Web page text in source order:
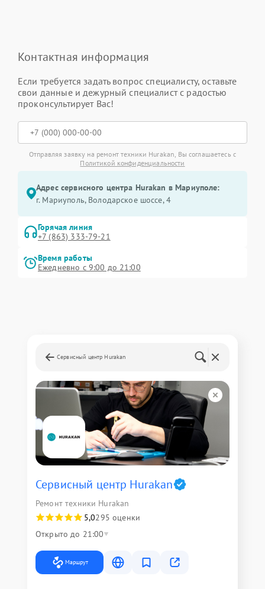
Контактная информация
Если требуется задать вопрос специалисту, оставьте
свои данные и дежурный специалист с радостью
проконсультирует Вас!
Отправляя заявку на ремонт техники Hurakan, Вы соглашаетесь с
Политикой конфиденциальности
Адрес сервисного центра Hurakan в Мариуполе:
г. Мариуполь, Володарское шоссе, 4
Горячая линия
+7 (863) 333-79-21
Время работы
Ежедневно с 9:00 до 21:00
Сервисный центр Hurakan
Сервисный центр Hurakan
Ремонт техники Hurakan
5,0295 оценки
Открыто до 21:00
Маршрут